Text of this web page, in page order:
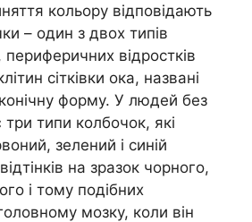
кольору відповідають
– один з двох типів
відростків
сітківки ока, названі
форму. У людей без
типи колбочок, які
зелений і синій
на зразок чорного,
і тому подібних
мозку, коли він